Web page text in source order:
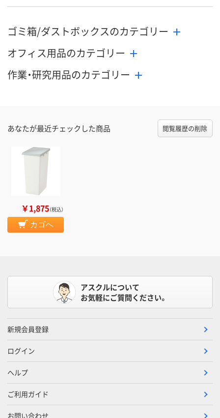
ゴミ箱/ダストボックスのカテゴリー
オフィス用品のカテゴリー
作業・研究用品のカテゴリー
あなたが最近チェックした商品 閲覧履歴の削除
￥1,875（税込）
カゴへ
アスクルについて
お気軽にご質問ください。
新規会員登録
ログイン
ヘルプ
ご利用ガイド
お問い合わせ